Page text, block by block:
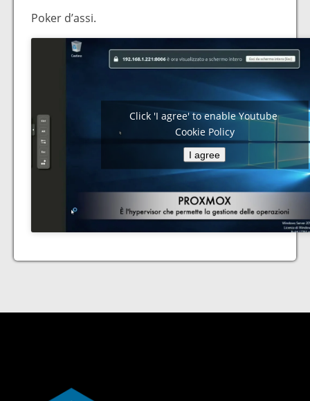
Poker d’assi.
Click 'I agree' to enable Youtube
Cookie Policy
I agree